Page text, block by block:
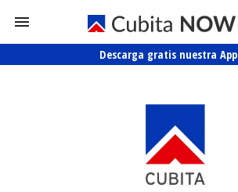
Descarga gratis nuestra App